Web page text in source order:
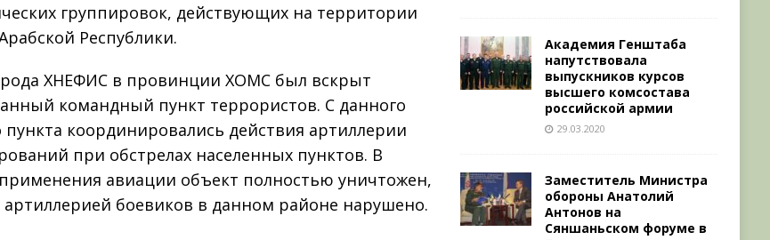
группировок, действующих на территории
Республики.
ХНЕФИС в провинции ХОМС был вскрыт
командный пункт террористов. С данного
пункта координировались действия артиллерии
при обстрелах населенных пунктов. В
применения авиации объект полностью уничтожен,
артиллерией боевиков в данном районе нарушено.
Академия Генштаба
напутствовала
выпускников курсов
высшего комсостава
российской армии
29.03.2020
Заместитель Министра
обороны Анатолий
Антонов на
Сяншаньском форуме в